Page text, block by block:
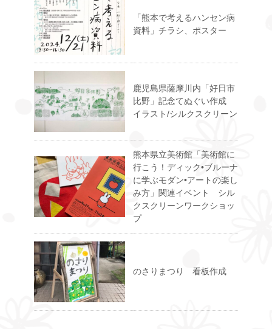
「熊本で考えるハンセン病
資料」チラシ、ポスター
鹿児島県薩摩川内「好日市
比野」記念てぬぐい作成
イラスト/シルクスクリーン
熊本県立美術館「美術館に
行こう！ディック•ブルーナ
に学ぶモダン•アートの楽し
み方」関連イベント シル
クスクリーンワークショッ
プ
のさりまつり 看板作成